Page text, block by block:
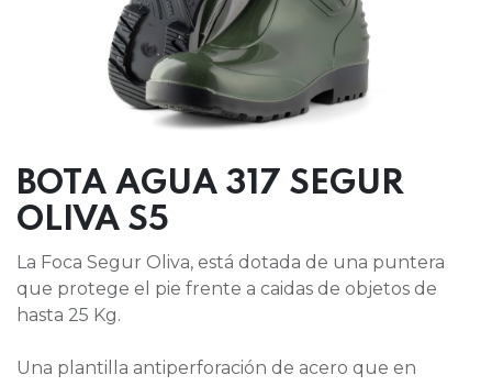
BOTA AGUA 317 SEGUR
OLIVA S5
La Foca Segur Oliva, está dotada de una puntera
que protege el pie frente a caidas de objetos de
hasta 25 Kg.
Una plantilla antiperforación de acero que en